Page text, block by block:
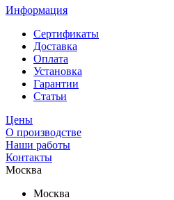
Информация
Сертификаты
Доставка
Оплата
Установка
Гарантии
Статьи
Цены
О производстве
Наши работы
Контакты
Москва
Москва